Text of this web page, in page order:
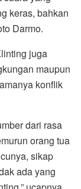
keras, bahkan
Darmo.
juga
maupun
konflik
dari rasa
orang tua
sikap
ada yang